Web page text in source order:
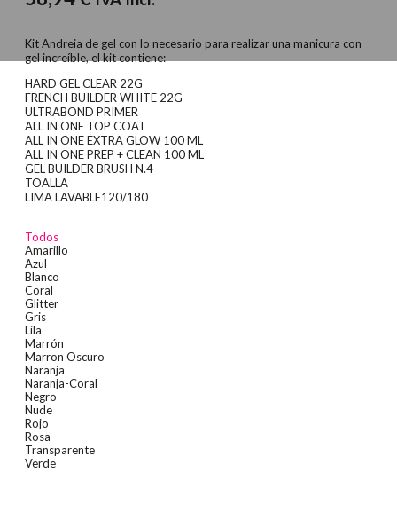
Kit Andreia de gel con lo necesario para realizar una manicura con
gel increíble, el kit contiene:
HARD GEL CLEAR 22G
FRENCH BUILDER WHITE 22G
ULTRABOND PRIMER
ALL IN ONE TOP COAT
ALL IN ONE EXTRA GLOW 100 ML
ALL IN ONE PREP + CLEAN 100 ML
GEL BUILDER BRUSH N.4
TOALLA
LIMA LAVABLE120/180
Todos
Amarillo
Azul
Blanco
Coral
Glitter
Gris
Lila
Marrón
Marron Oscuro
Naranja
Naranja-Coral
Negro
Nude
Rojo
Rosa
Transparente
Verde